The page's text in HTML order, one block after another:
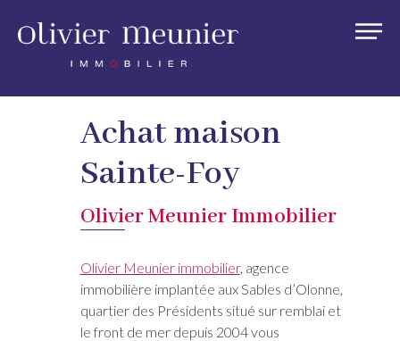
Achat maison
Sainte-Foy
Olivier Meunier Immobilier
Olivier Meunier immobilier, agence
immobilière implantée aux Sables d’Olonne,
quartier des Présidents situé sur remblai et
le front de mer depuis 2004 vous